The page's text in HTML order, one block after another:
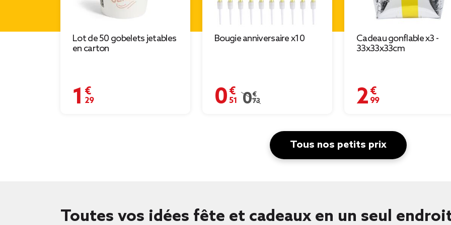
Lot de 50 gobelets jetables
en carton
1,29 €
Bougie anniversaire x10
0,51 €
Prix remisé de 0,73 € à 0,51 €
0,73 €
Cadeau gonflable x3 -
33x33x33cm
2,99 €
Tous nos petits prix
Toutes vos idées fête et cadeaux en un seul